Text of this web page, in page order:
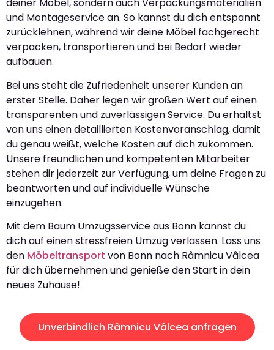
deiner Möbel, sondern auch Verpackungsmaterialien
und Montageservice an. So kannst du dich entspannt
zurücklehnen, während wir deine Möbel fachgerecht
verpacken, transportieren und bei Bedarf wieder
aufbauen.
Bei uns steht die Zufriedenheit unserer Kunden an
erster Stelle. Daher legen wir großen Wert auf einen
transparenten und zuverlässigen Service. Du erhältst
von uns einen detaillierten Kostenvoranschlag, damit
du genau weißt, welche Kosten auf dich zukommen.
Unsere freundlichen und kompetenten Mitarbeiter
stehen dir jederzeit zur Verfügung, um deine Fragen zu
beantworten und auf individuelle Wünsche
einzugehen.
Mit dem Baum Umzugsservice aus Bonn kannst du
dich auf einen stressfreien Umzug verlassen. Lass uns
den Möbeltransport von Bonn nach Râmnicu Vâlcea
für dich übernehmen und genieße den Start in dein
neues Zuhause!
Unverbindlich Râmnicu Vâlcea anfragen